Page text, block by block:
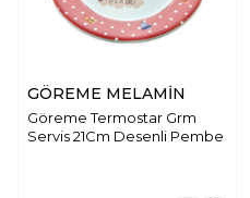
GÖREME MELAMİN
Göreme Termostar Grm
Servis 21Cm Desenli Pembe